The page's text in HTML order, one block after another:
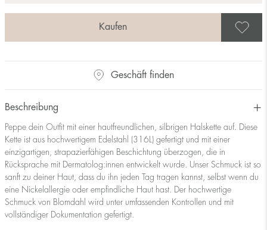
Geschäft finden
Beschreibung
Peppe dein Outfit mit einer hautfreundlichen, silbrigen Halskette auf. Diese
Kette ist aus hochwertigem Edelstahl (316L) gefertigt und mit einer
einzigartigen, strapazierfähigen Beschichtung überzogen, die in
Rücksprache mit Dermatolog:innen entwickelt wurde. Unser Schmuck ist so
sanft zu deiner Haut, dass du ihn jeden Tag tragen kannst, selbst wenn du
eine Nickelallergie oder empfindliche Haut hast. Der hochwertige
Schmuck von Blomdahl wird unter umfassenden Kontrollen und mit
vollständiger Dokumentation gefertigt.